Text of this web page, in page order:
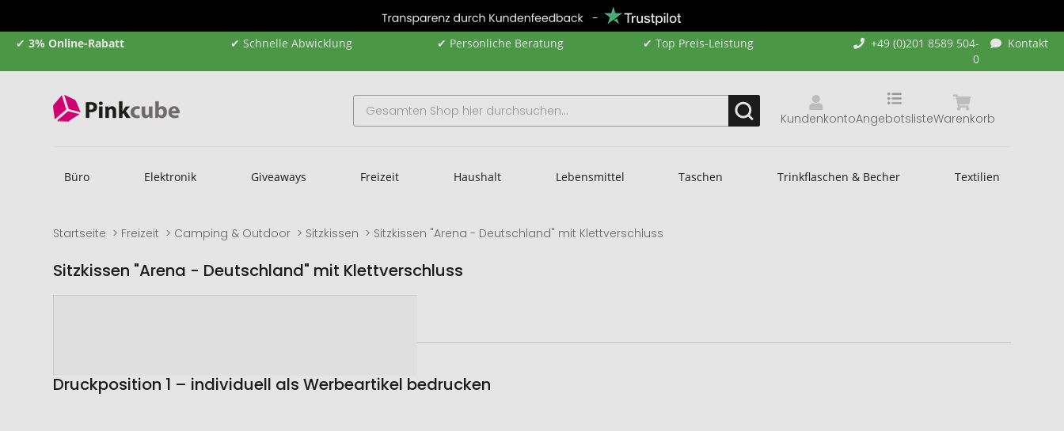
✔ 3% Online-Rabatt ✔ Schnelle Abwicklung ✔ Persönliche Beratung ✔ Top Preis-Leistung
+49 (0)201 8589 504-
0
Kontakt
Kundenkonto Warenkorb
Angebotsliste
Büro Elektronik Giveaways Freizeit Haushalt Lebensmittel Taschen Trinkflaschen & Becher Textilien
Startseite Freizeit Camping & Outdoor Sitzkissen Sitzkissen "Arena - Deutschland" mit Klettverschluss
Sitzkissen "Arena - Deutschland" mit Klettverschluss
Druckposition 1 – individuell als Werbeartikel bedrucken